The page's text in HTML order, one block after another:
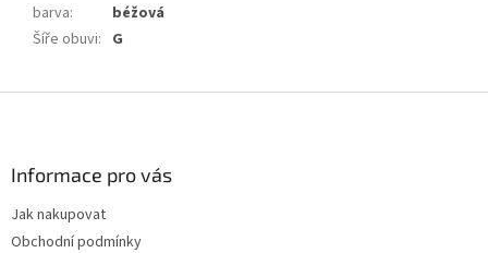
barva:
béžová
Šíře obuvi: G
Informace pro vás
Jak nakupovat
Obchodní podmínky